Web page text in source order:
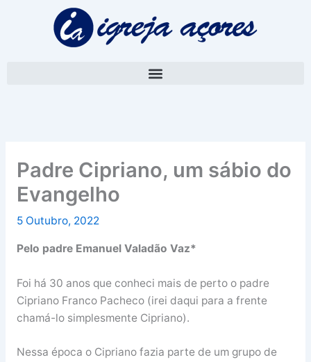
Padre Cipriano, um sábio do
Evangelho
5 Outubro, 2022
Pelo padre Emanuel Valadão Vaz*
Foi há 30 anos que conheci mais de perto o padre
Cipriano Franco Pacheco (irei daqui para a frente
chamá-lo simplesmente Cipriano).
Nessa época o Cipriano fazia parte de um grupo de